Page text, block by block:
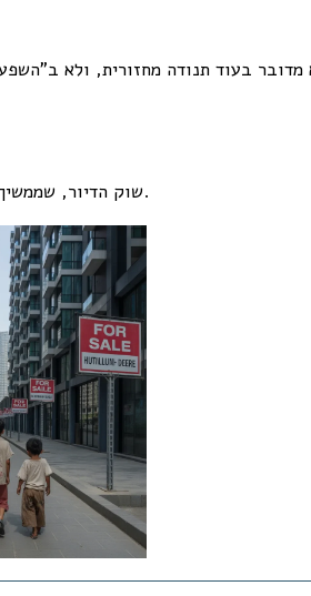
מדובר בעוד תנודה מחזורית, ולא
שוק הדיור,.